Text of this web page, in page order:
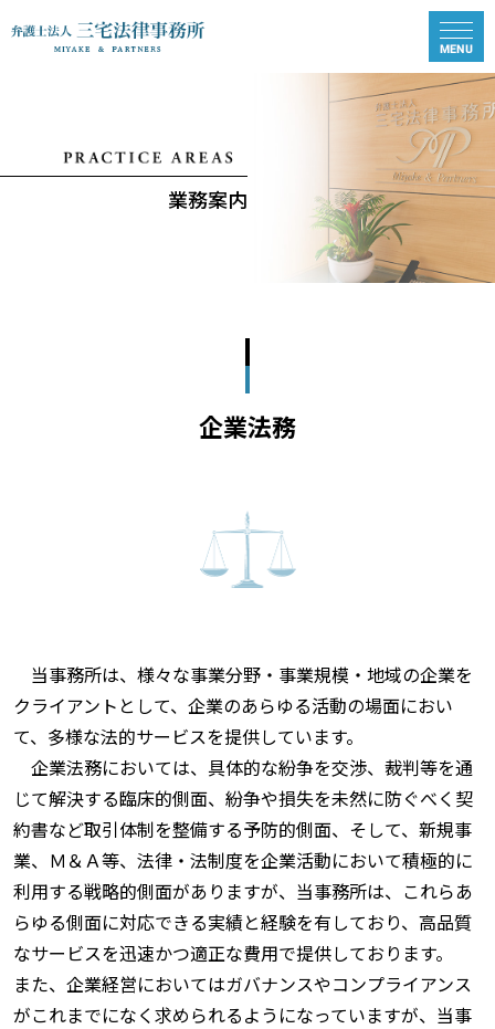
業務案内
企業法務
当事務所は、様々な事業分野・事業規模・地域の企業を
クライアントとして、企業のあらゆる活動の場面におい
て、多様な法的サービスを提供しています。
企業法務においては、具体的な紛争を交渉、裁判等を通
じて解決する臨床的側面、紛争や損失を未然に防ぐべく契
約書など取引体制を整備する予防的側面、そして、新規事
業、Ｍ＆Ａ等、法律・法制度を企業活動において積極的に
利用する戦略的側面がありますが、当事務所は、これらあ
らゆる側面に対応できる実績と経験を有しており、高品質
なサービスを迅速かつ適正な費用で提供しております。
また、企業経営においてはガバナンスやコンプライアンス
がこれまでになく求められるようになっていますが、当事